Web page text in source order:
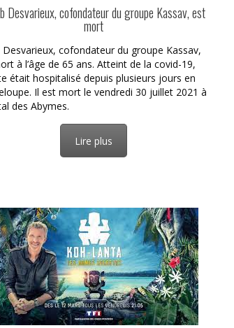
Desvarieux, cofondateur du groupe Kassav, est
mort
Desvarieux, cofondateur du groupe Kassav,
à l’âge de 65 ans. Atteint de la covid-19,
était hospitalisé depuis plusieurs jours en
Il est mort le vendredi 30 juillet 2021 à
des Abymes.
Lire plus